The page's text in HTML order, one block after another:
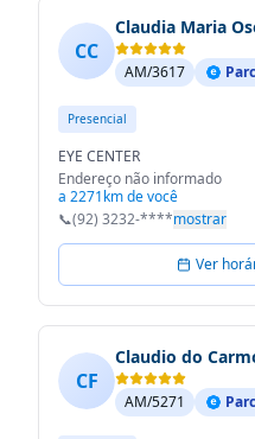
CC
Claudia Maria
AM/3617
Presencial
EYE CENTER
Endereço não informado
a 2271km de você
📞(92) 3232-****mostrar
Ver
CF
Claudio do
AM/5271